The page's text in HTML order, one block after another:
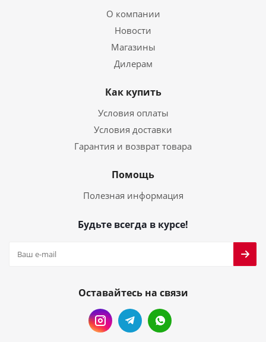
О компании
Новости
Магазины
Дилерам
Как купить
Условия оплаты
Условия доставки
Гарантия и возврат товара
Помощь
Полезная информация
Будьте всегда в курсе!
Оставайтесь на связи